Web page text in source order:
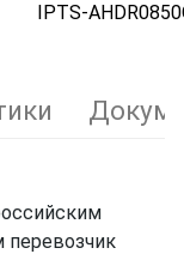
IPTS-
перевозчик